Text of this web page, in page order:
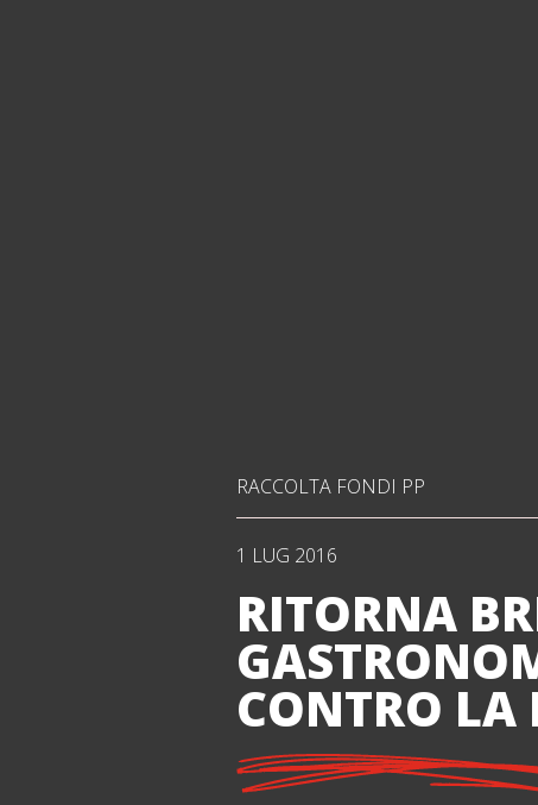
RACCOLTA FONDI PP
1 LUG 2016
RITORNA
CONTRO LA